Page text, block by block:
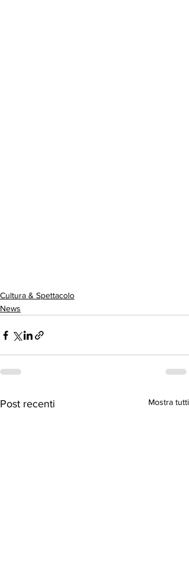
Cultura & Spettacolo
News
Post recenti Mostra tutti